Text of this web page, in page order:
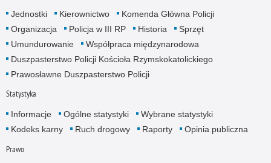
Jednostki Kierownictwo
Komenda Główna Policji
Organizacja
Policja w III RP Historia
Sprzęt
Umundurowanie
Współpraca międzynarodowa
Duszpasterstwo Policji Kościoła Rzymskokatolickiego
Prawosławne Duszpasterstwo Policji
Statystyka
Informacje Ogólne statystyki
Wybrane statystyki
Kodeks karny
Ruch drogowy Raporty Opinia publiczna
Prawo